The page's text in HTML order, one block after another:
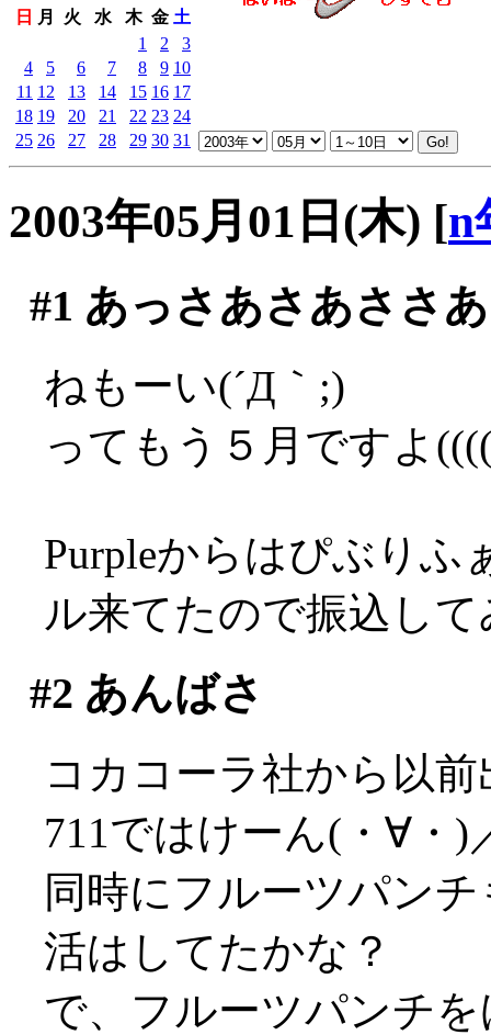
日
月 火 水 木 金 土
1
2
3
4
5 6 7 8 9 10
11 12 13 14 15 16 17
18 19 20 21 22 23 24
25 26 27 28 29 30 31
2003年05月01日(木) [n
#1 あっさあさあささ
ねもーい(´Д｀;)
ってもう５月ですよ
Purpleからはぴぶりふ
ル来てたので振込し
#2 あんばさ
コカコーラ社から以
711ではけーん(・∀・)
同時にフルーツパン
活はしてたかな？
で、フルーツパンチ